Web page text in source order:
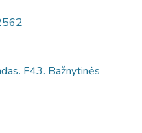
F43. Bažnytinės